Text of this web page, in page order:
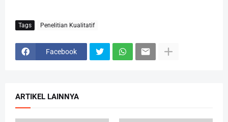
Tags Penelitian Kualitatif
Facebook
ARTIKEL LAINNYA